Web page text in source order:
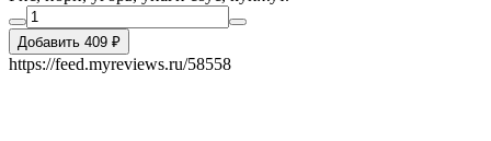
Добавить 409 ₽
https://feed.myreviews.ru/58558